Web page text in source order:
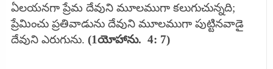
ఏలయనగా ప్రేమ దేవుని మూలముగా కలుగుచున్నది;
ప్రేమించు ప్రతివాడును దేవుని మూలముగా పుట్టినవాడై
దేవుని ఎరుగును. (1యోహాను. 4: 7)